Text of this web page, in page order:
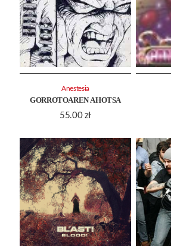
GORROTOAREN AHOTSA
55.00 zł
Anestesia